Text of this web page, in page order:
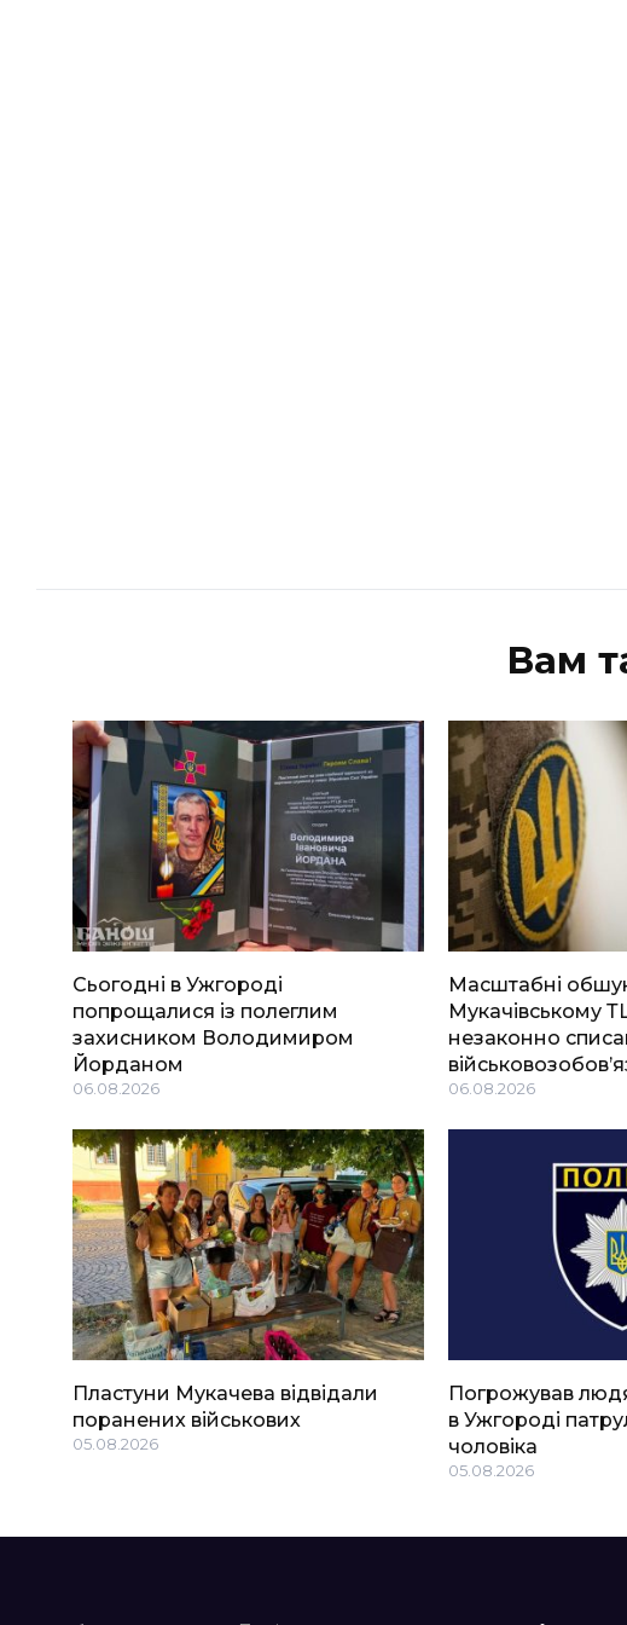
Вам
Сьогодні в Ужгороді
попрощалися із полеглим
захисником Володимиром
Йорданом
06.08.2026
Масштабні
Мукачівському
незаконно
06.08.2026
Пластуни Мукачева відвідали
поранених військових
05.08.2026
Погрожував
в Ужгороді
чоловіка
05.08.2026